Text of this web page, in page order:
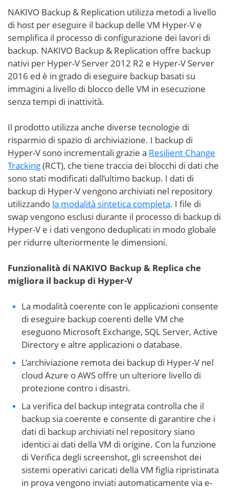
NAKIVO Backup & Replication utilizza metodi a livello
di host per eseguire il backup delle VM Hyper-V e
semplifica il processo di configurazione dei lavori di
backup. NAKIVO Backup & Replication offre backup
nativi per Hyper-V Server 2012 R2 e Hyper-V Server
2016 ed è in grado di eseguire backup basati su
immagini a livello di blocco delle VM in esecuzione
senza tempi di inattività.
Il prodotto utilizza anche diverse tecnologie di
risparmio di spazio di archiviazione. I backup di
Hyper-V sono incrementali grazie a Resilient Change
Tracking(RCT), che tiene traccia dei blocchi di dati che
sono stati modificati dall’ultimo backup. I dati di
backup di Hyper-V vengono archiviati nel repository
utilizzando la modalità sintetica completa. I file di
swap vengono esclusi durante il processo di backup di
Hyper-V e i dati vengono deduplicati in modo globale
per ridurre ulteriormente le dimensioni.
Funzionalità di NAKIVO Backup & Replica che
migliora il backup di Hyper-V
La modalità coerente con le applicazioni consente
di eseguire backup coerenti delle VM che
eseguono Microsoft Exchange, SQL Server, Active
Directory e altre applicazioni o database.
L’archiviazione remota dei backup di Hyper-V nel
cloud Azure o AWS offre un ulteriore livello di
protezione contro i disastri.
La verifica del backup integrata controlla che il
backup sia coerente e consente di garantire che i
dati di backup archiviati nel repository siano
identici ai dati della VM di origine. Con la funzione
di Verifica degli screenshot, gli screenshot dei
sistemi operativi caricati della VM figlia ripristinata
in prova vengono inviati automaticamente via e-